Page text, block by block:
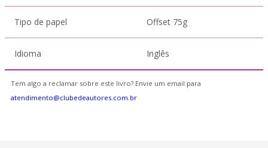
Tipo de papel Offset 75g
Idioma Inglês
Tem algo a reclamar sobre este livro? Envie um email para
atendimento@clubedeautores.com.br